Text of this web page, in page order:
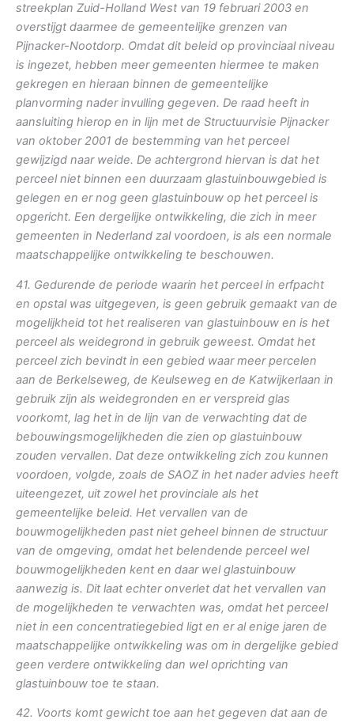
streekplan Zuid-Holland West van 19 februari 2003 en
overstijgt daarmee de gemeentelijke grenzen van
Pijnacker-Nootdorp. Omdat dit beleid op provinciaal niveau
is ingezet, hebben meer gemeenten hiermee te maken
gekregen en hieraan binnen de gemeentelijke
planvorming nader invulling gegeven. De raad heeft in
aansluiting hierop en in lijn met de Structuurvisie Pijnacker
van oktober 2001 de bestemming van het perceel
gewijzigd naar weide. De achtergrond hiervan is dat het
perceel niet binnen een duurzaam glastuinbouwgebied is
gelegen en er nog geen glastuinbouw op het perceel is
opgericht. Een dergelijke ontwikkeling, die zich in meer
gemeenten in Nederland zal voordoen, is als een normale
maatschappelijke ontwikkeling te beschouwen.
41. Gedurende de periode waarin het perceel in erfpacht
en opstal was uitgegeven, is geen gebruik gemaakt van de
mogelijkheid tot het realiseren van glastuinbouw en is het
perceel als weidegrond in gebruik geweest. Omdat het
perceel zich bevindt in een gebied waar meer percelen
aan de Berkelseweg, de Keulseweg en de Katwijkerlaan in
gebruik zijn als weidegronden en er verspreid glas
voorkomt, lag het in de lijn van de verwachting dat de
bebouwingsmogelijkheden die zien op glastuinbouw
zouden vervallen. Dat deze ontwikkeling zich zou kunnen
voordoen, volgde, zoals de SAOZ in het nader advies heeft
uiteengezet, uit zowel het provinciale als het
gemeentelijke beleid. Het vervallen van de
bouwmogelijkheden past niet geheel binnen de structuur
van de omgeving, omdat het belendende perceel wel
bouwmogelijkheden kent en daar wel glastuinbouw
aanwezig is. Dit laat echter onverlet dat het vervallen van
de mogelijkheden te verwachten was, omdat het perceel
niet in een concentratiegebied ligt en er al enige jaren de
maatschappelijke ontwikkeling was om in dergelijke gebied
geen verdere ontwikkeling dan wel oprichting van
glastuinbouw toe te staan.
42. Voorts komt gewicht toe aan het gegeven dat aan de